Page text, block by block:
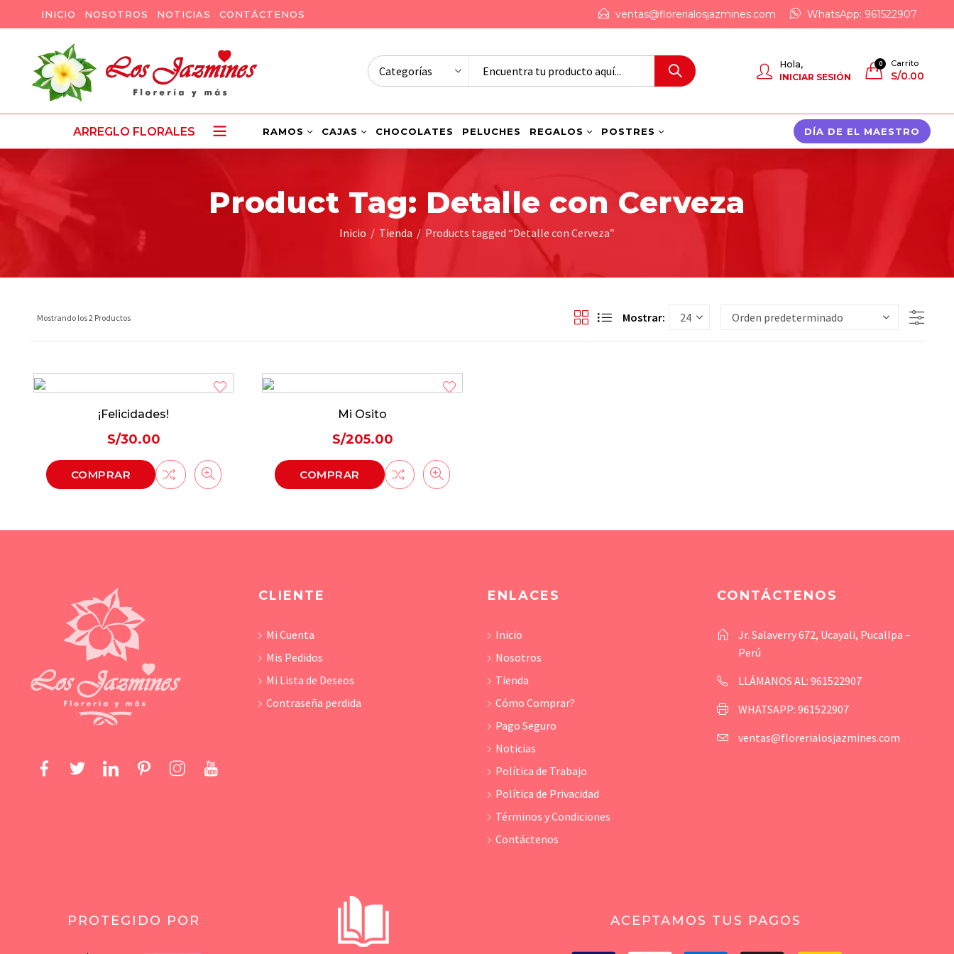
INICIO NOSOTROS NOTICIAS CONTÁCTENOS ventas@florerialosjazmines.com WhatsApp: 961522907
Hola,
INICIAR SESIÓN
0 Carrito
S/0.00
ARREGLO FLORALES RAMOS CAJAS CHOCOLATES PELUCHES REGALOS POSTRES DÍA DE EL MAESTRO
Product Tag: Detalle con Cerveza
Inicio Tienda Products tagged “Detalle con Cerveza”
Mostrando los 2 Productos Mostrar:
¡Felicidades!
S/30.00
COMPRAR
Mi Osito
S/205.00
COMPRAR
CLIENTE
Mi Cuenta
Mis Pedidos
Mi Lista de Deseos
Contraseña perdida
ENLACES
Inicio
Nosotros
Tienda
Cómo Comprar?
Pago Seguro
Noticias
Política de Trabajo
Política de Privacidad
Términos y Condiciones
Contáctenos
CONTÁCTENOS
Jr. Salaverry 672, Ucayali, Pucallpa –
Perú
LLÁMANOS AL: 961522907
WHATSAPP: 961522907
ventas@florerialosjazmines.com
PROTEGIDO POR ACEPTAMOS TUS PAGOS